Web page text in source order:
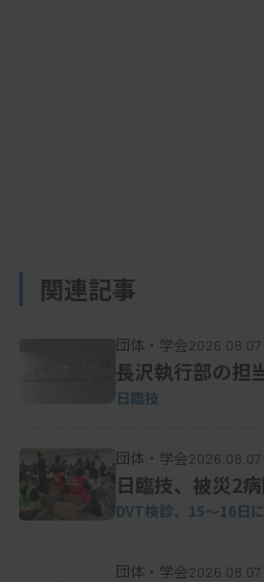
関連記事
団体・学会2026.08.07
長沢執行部の担
日臨技
団体・学会2026.08.07
日臨技、被災2
DVT検診、15～16日
団体・学会